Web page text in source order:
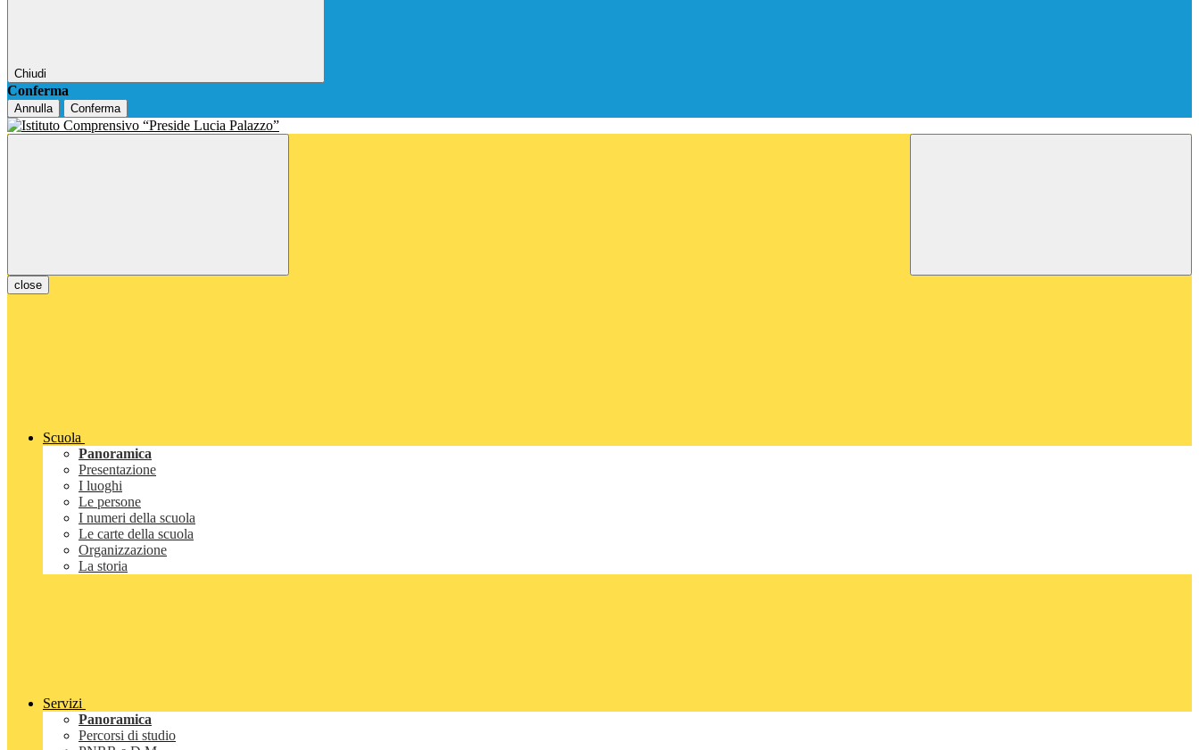
Chiudi
Conferma
Annulla Conferma
close
Scuola
Panoramica
Presentazione
I luoghi
Le persone
I numeri della scuola
Le carte della scuola
Organizzazione
La storia
Servizi
Panoramica
Percorsi di studio